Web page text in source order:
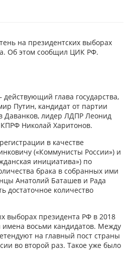
на президентских выборах
Об этом сообщил ЦИК РФ.
глава государства,
Путин, кандидат от партии
Даванков, лидер ЛДПР Леонид
Николай Харитонов.
в качестве
(«Коммунисты России») и
инициатива») по
брака в собранных ими
Анатолий Баташев и Рада
достаточное количество
выборах президента РФ в 2018
имена восьми кандидатов. Между
на главный пост страны
во второй раз. Такое уже было